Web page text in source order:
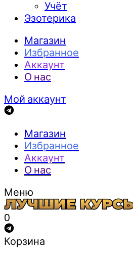
Учёт
Эзотерика
Магазин
Избранное
Аккаунт
О нас
Мой аккаунт
Магазин
Избранное
Аккаунт
О нас
Меню
0
Корзина